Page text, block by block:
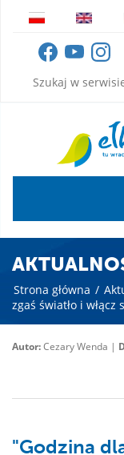
Strona główna /
zgaś światło i włącz
Autor:Cezary Wenda |
"Godzina